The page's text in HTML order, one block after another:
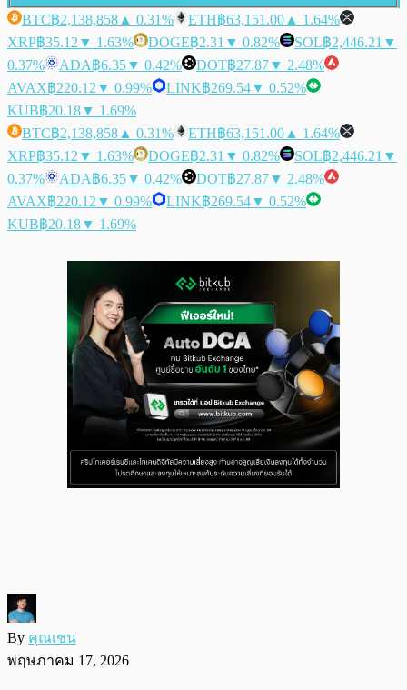
BTC฿2,138,858 ▲ 0.31% ETH฿63,151.00 ▲ 1.64%
XRP฿35.12 ▼ 1.63% DOGE฿2.31 ▼ 0.82% SOL฿2,446.21 ▼
0.37%
ADA฿6.35▼ 0.42% DOT฿27.87▼ 2.48%
AVAX฿220.12 ▼ 0.99% LINK฿269.54▼ 0.52%
KUB฿20.18▼ 1.69%
BTC฿2,138,858 ▲ 0.31% ETH฿63,151.00 ▲ 1.64%
XRP฿35.12 ▼ 1.63% DOGE฿2.31 ▼ 0.82% SOL฿2,446.21 ▼
0.37%
ADA฿6.35▼ 0.42% DOT฿27.87▼ 2.48%
AVAX฿220.12 ▼ 0.99% LINK฿269.54▼ 0.52%
KUB฿20.18▼ 1.69%
By คุณเชน
พฤษภาคม 17, 2026